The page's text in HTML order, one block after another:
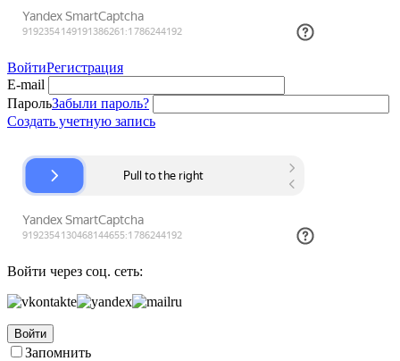
ВойтиРегистрация
E-mail
ПарольЗабыли пароль?
Создать учетную запись
Войти через соц. сеть:
Войти
Запомнить